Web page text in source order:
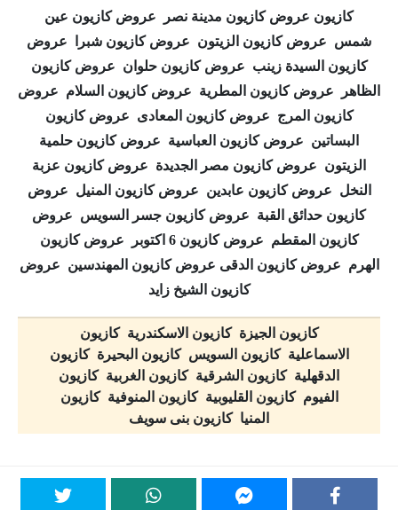
كازيون عروض كازيون مدينة نصر عروض كازيون عين
شمس عروض كازيون الزيتون عروض كازيون شبرا عروض
كازيون السيدة زينب عروض كازيون حلوان عروض كازيون
الظاهر عروض كازيون المطرية عروض كازيون السلام عروض
كازيون المرج عروض كازيون المعادى عروض كازيون
البساتين عروض كازيون العباسية عروض كازيون حلمية
الزيتون عروض كازيون مصر الجديدة عروض كازيون عزبة
النخل عروض كازيون عابدين عروض كازيون المنيل عروض
كازيون حدائق القبة عروض كازيون جسر السويس عروض
كازيون المقطم عروض كازيون 6 اكتوبر عروض كازيون
الهرم عروض كازيون الدقى عروض كازيون المهندسين عروض
كازيون الشيخ زايد
كازيون الجيزة كازيون الاسكندرية كازيون
الاسماعلية كازيون السويس كازيون البحيرة كازيون
الدقهلية كازيون الشرقية كازيون الغربية كازيون
الفيوم كازيون القليوبية كازيون المنوفية كازيون
المنيا كازيون بنى سويف